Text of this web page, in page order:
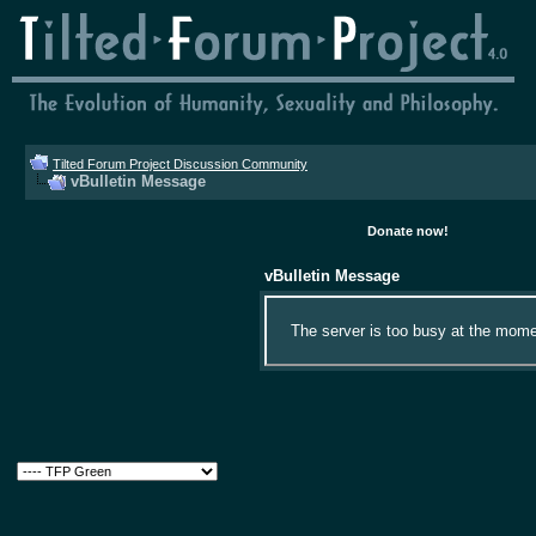
Tilted Forum Project Discussion Community
vBulletin Message
Donate now!
vBulletin Message
The server is too busy at the